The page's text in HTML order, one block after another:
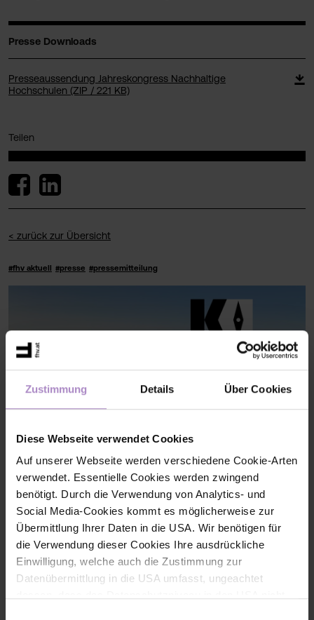
Zustimmung Details Über Cookies
Diese Webseite verwendet Cookies
Auf unserer Webseite werden verschiedene Cookie-Arten
verwendet. Essentielle Cookies werden zwingend
benötigt. Durch die Verwendung von Analytics- und
Social Media-Cookies kommt es möglicherweise zur
Übermittlung Ihrer Daten in die USA. Wir benötigen für
die Verwendung dieser Cookies Ihre ausdrückliche
Einwilligung, welche auch die Zustimmung zur
Datenübermittlung in die USA umfasst, ungeachtet
Presse Downloads
Presseaussendung Jahreskongress Nachhaltige
Hochschulen (ZIP / 221 KB)
Teilen
< zurück zur Übersicht
#fhv aktuell #presse #pressemitteilung
KI-KompassLab: Qualifizierung für die strategische Nutzung
von KIDas KI-KompassLab unterstützt Vorarlberger KMU dabei,
Künstliche Intelligenz strategisch und verantwortungsvoll
einzusetzen. Gemeinsam werden KI-Kompetenzen aufgebaut
und nachhaltige KI-Strategien für die digitale Zukunft entwickelt.
#laufende Projekte DBT